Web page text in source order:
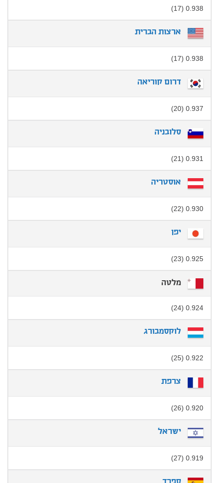
0.938 (17)
ארצות הברית
0.938 (17)
דרום קוריאה
0.937 (20)
סלובניה
0.931 (21)
אוסטריה
0.930 (22)
יפן
0.925 (23)
מלטה
0.924 (24)
לוקסמבורג
0.922 (25)
צרפת
0.920 (26)
ישראל
0.919 (27)